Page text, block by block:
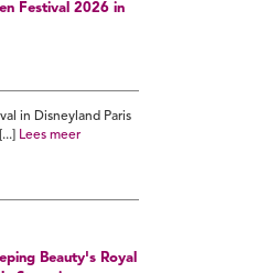
Festival 2026 in
in Disneyland Paris
Lees meer
Beauty's Royal